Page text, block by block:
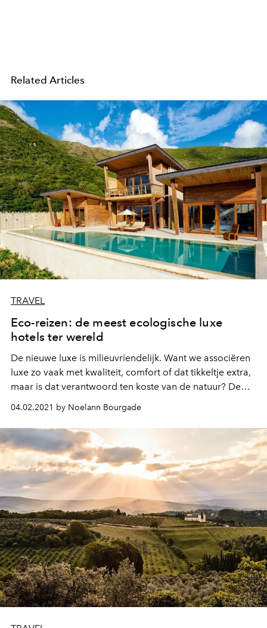
Related Articles
TRAVEL
Eco-reizen: de meest ecologische luxe
hotels ter wereld
De nieuwe luxe is milieuvriendelijk. Want we associëren
luxe zo vaak met kwaliteit, comfort of dat tikkeltje extra,
maar is dat verantwoord ten koste van de natuur? De
luxesector is de afgelopen jaren enorm geëvolueerd en
duurzaamheid vormt vanaf nu de kern van elk
bedrijfsmodel, ook wat reizen betreft. Deze duurzame
luxe hotels tonen hoe het moet.
04.02.2021 by Noelann Bourgade